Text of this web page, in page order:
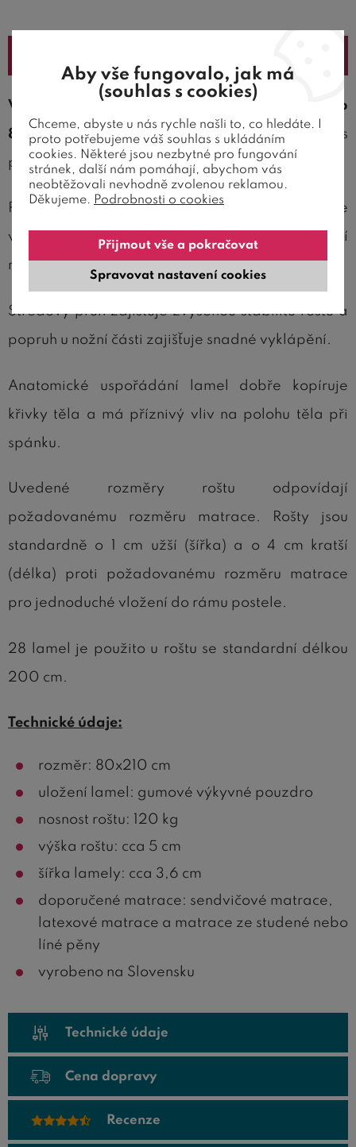
Vyklápěcí polohovací rošt Double Expert výklop
80x210 je kvalitní lamelový rošt s
plynokapalinovými písty a čelním vyklápěním.
Rošt má 28 lamel, lamely jsou uloženy ve
výkyvných gumových pouzdrech, které zajišťují
maximální tvarování křivky těla.
Středový pruh zajišťuje zvýšenou stabilitu roštu a
popruh u nožní části zajišťuje snadné vyklápění.
Anatomické uspořádání lamel dobře kopíruje
křivky těla a má příznivý vliv na polohu těla při
spánku.
Uvedené rozměry roštu odpovídají
požadovanému rozměru matrace. Rošty jsou
standardně o 1 cm užší (šířka) a o 4 cm kratší
(délka) proti požadovanému rozměru matrace
pro jednoduché vložení do rámu postele.
28 lamel je použito u roštu se standardní délkou
200 cm.
Technické údaje:
rozměr: 80x210 cm
uložení lamel: gumové výkyvné pouzdro
nosnost roštu: 120 kg
výška roštu: cca 5 cm
šířka lamely: cca 3,6 cm
doporučené matrace: sendvičové matrace,
latexové matrace a matrace ze studené nebo
líné pěny
vyrobeno na Slovensku
Technické údaje
Cena dopravy
Recenze
Aby vše fungovalo, jak má
(souhlas s cookies)
Chceme, abyste u nás rychle našli to, co hledáte. I
proto potřebujeme váš souhlas s ukládáním
cookies. Některé jsou nezbytné pro fungování
stránek, další nám pomáhají, abychom vás
neobtěžovali nevhodně zvolenou reklamou.
Děkujeme. Podrobnosti o cookies
Spravovat nastavení cookies
Přijmout vše a pokračovat